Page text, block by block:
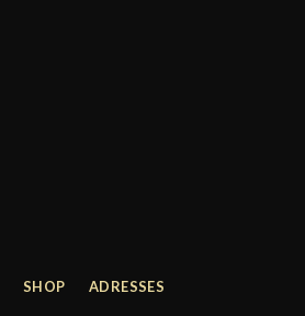
SHOP ADRESSES